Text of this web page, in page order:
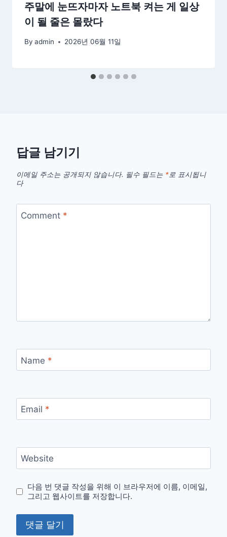
주말에 눈뜨자마자 노트북 켜는 게 일상
이 될 줄은 몰랐다
By admin 2026년 06월 11일
답글 남기기
이메일 주소는 공개되지 않습니다. 필수 필드는 *로 표시됩니
다
Comment *
Name *
Email *
Website
다음 번 댓글 작성을 위해 이 브라우저에 이름, 이메일,
그리고 웹사이트를 저장합니다.